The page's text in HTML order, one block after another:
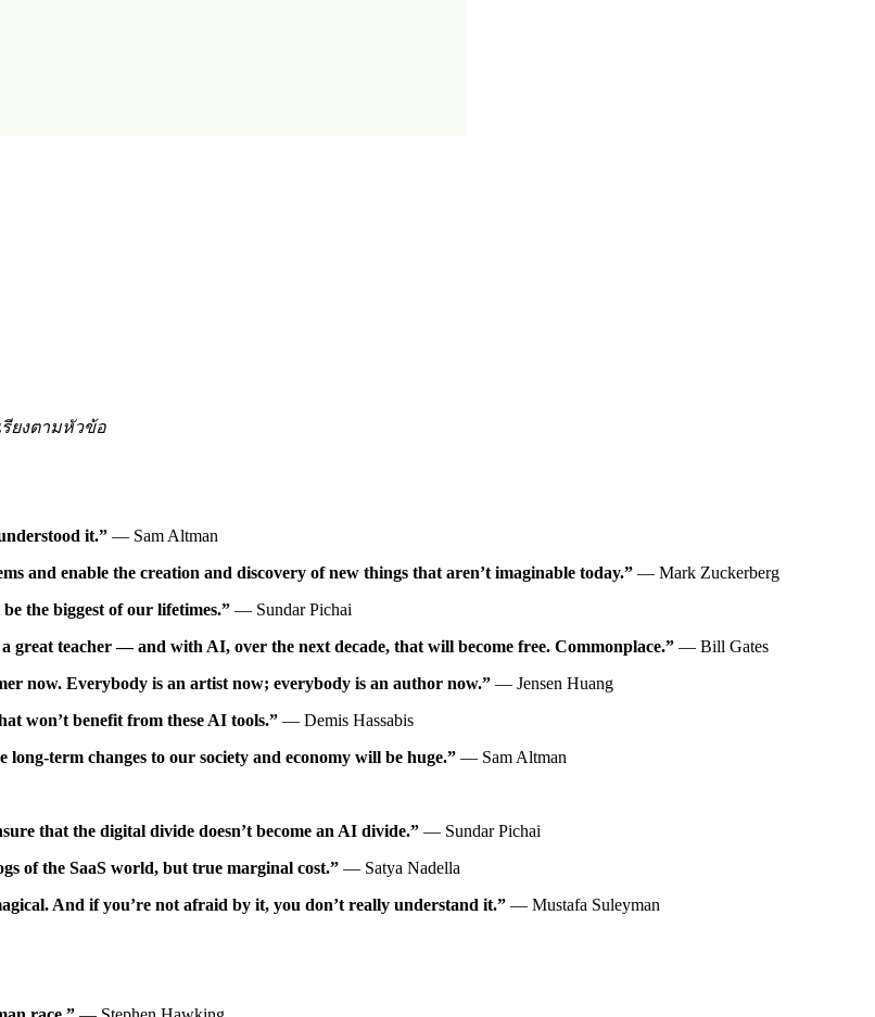
รียงตามหัวข้อ
it.” — Sam Altman
and enable the creation and discovery of new things that aren’t imaginable today.” — Mark Zuckerberg
the biggest of our lifetimes.” — Sundar Pichai
teacher — and with AI, over the next decade, that will become free. Commonplace.” — Bill Gates
now. Everybody is an artist now; everybody is an author now.” — Jensen Huang
won’t benefit from these AI tools.” — Demis Hassabis
term changes to our society and economy will be huge.” — Sam Altman
that the digital divide doesn’t become an AI divide.” — Sundar Pichai
of the SaaS world, but true marginal cost.” — Satya Nadella
And if you’re not afraid by it, you don’t really understand it.” — Mustafa Suleyman